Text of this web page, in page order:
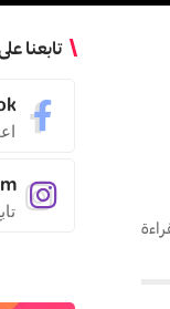
تابعنا